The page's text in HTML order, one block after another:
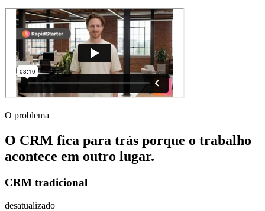
O problema
O CRM fica para trás porque o trabalho
acontece em outro lugar.
CRM tradicional
desatualizado